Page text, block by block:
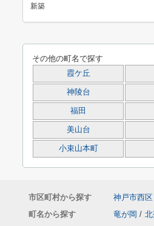
新築
その他の町名で探す
霞ケ丘
神陵台
福田
美山台
小束山本町
市区町村から探す 神戸市西区
町名から探す
竜が岡 /